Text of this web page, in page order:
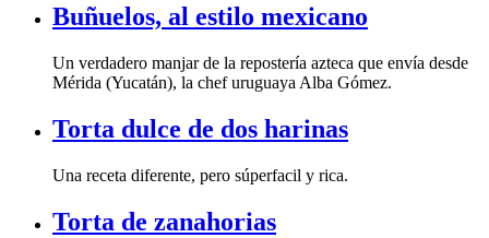
Buñuelos, al estilo mexicano
Mérida (Yucatán), la chef uruguaya Alba Gómez.
Torta dulce de dos harinas
Una receta diferente, pero súperfacil y rica.
Torta de zanahorias